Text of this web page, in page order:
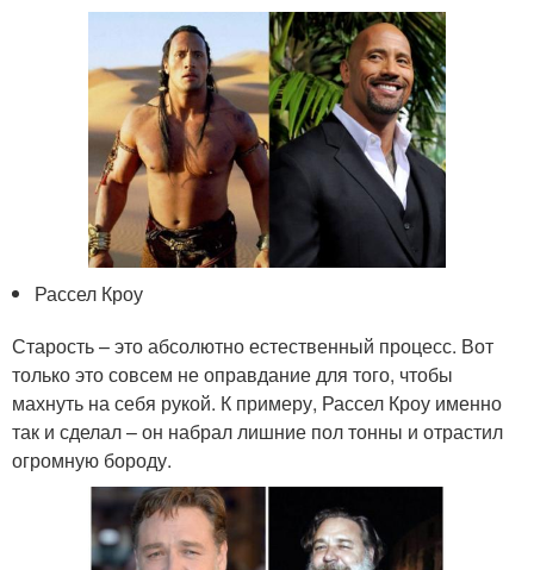
Рассел Кроу
Старость – это абсолютно естественный процесс. Вот
только это совсем не оправдание для того, чтобы
махнуть на себя рукой. К примеру, Рассел Кроу именно
так и сделал – он набрал лишние пол тонны и отрастил
огромную бороду.